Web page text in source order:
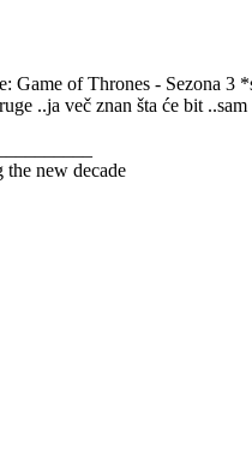
Game of Thrones - Sezona 3
..ja več znan šta će bit
the new decade